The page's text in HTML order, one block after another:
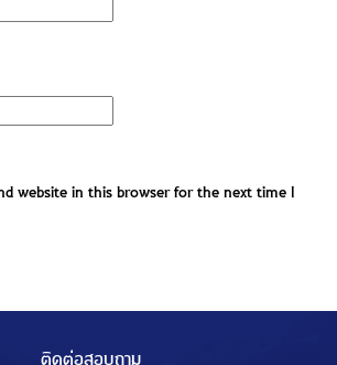
website in this browser for the next time I
ติดต่อสอบถาม